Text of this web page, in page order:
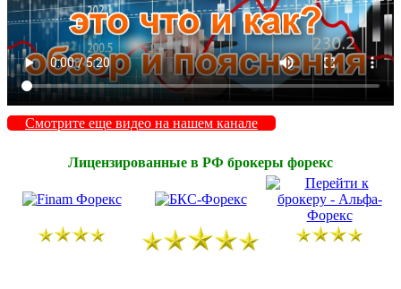
Смотрите еще видео на нашем канале
Лицензированные в РФ брокеры форекс